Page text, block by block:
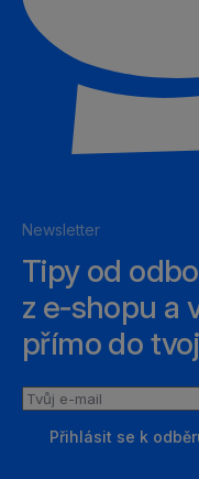
Newsletter
Tipy od
z e‑shopu a
přímo do
Tvůj
Přihlásit se k